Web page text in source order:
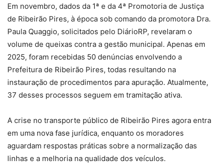
Em novembro, dados da 1ª e da 4ª Promotoria de Justiça
de Ribeirão Pires, à época sob comando da promotora Dra.
Paula Quaggio, solicitados pelo DiárioRP, revelaram o
volume de queixas contra a gestão municipal. Apenas em
2025, foram recebidas 50 denúncias envolvendo a
Prefeitura de Ribeirão Pires, todas resultando na
instauração de procedimentos para apuração. Atualmente,
37 desses processos seguem em tramitação ativa.
A crise no transporte público de Ribeirão Pires agora entra
em uma nova fase jurídica, enquanto os moradores
aguardam respostas práticas sobre a normalização das
linhas e a melhoria na qualidade dos veículos.